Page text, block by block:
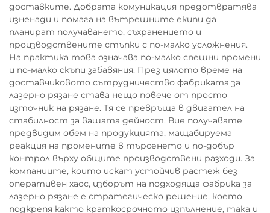
доставките. Добрата комуникация предотвратява
изненади и помага на вътрешните екипи да
планират получаването, съхранението и
производствените стъпки с по-малко усложнения.
На практика това означава по-малко спешни промени
и по-малко скъпи забавяния. През цялото време на
доставчиковото сътрудничество фабриката за
лазерно рязане става нещо повече от просто
източник на рязане. Тя се превръща в двигател на
стабилност за вашата дейност. Вие получавате
предвидим обем на продукцията, мащабируема
реакция на промените в търсенето и по-добър
контрол върху общите производствени разходи. За
компаниите, които искат устойчив растеж без
оперативен хаос, изборът на подходяща фабрика за
лазерно рязане е стратегическо решение, което
подкрепя както краткосрочното изпълнение, така и